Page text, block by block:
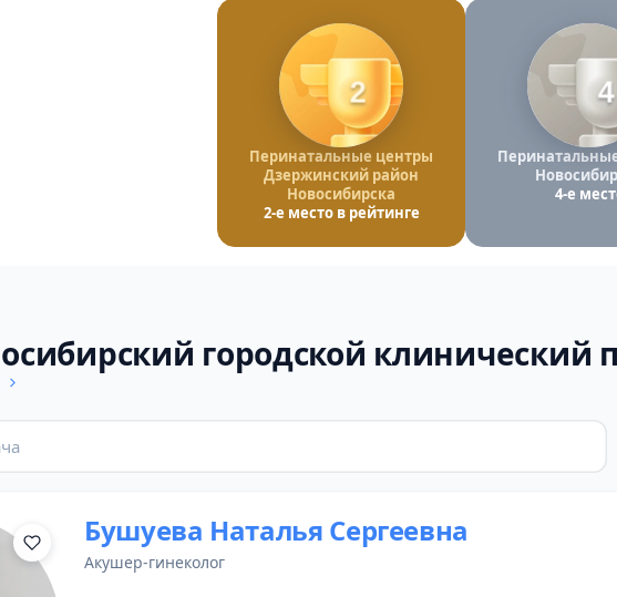
2
Перинатальные центры
Дзержинский район
Новосибирска
2-е место в рейтинге
4
4-е
городской клинический
Бушуева Наталья Сергеевна
акушер-гинеколог